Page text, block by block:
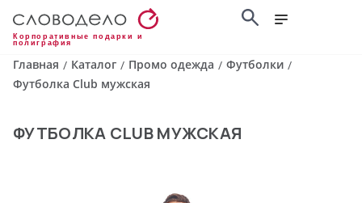
Корпоративные подарки и
полиграфия
Главная / Каталог / Промо одежда / Футболки /
Футболка Club мужская
ФУТБОЛКА CLUB МУЖСКАЯ